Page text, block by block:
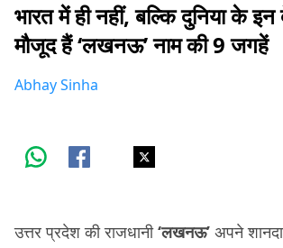
भारत में ही नहीं, बल्कि दुनिया के इन
मौजूद हैं ‘लखनऊ’ नाम की 9 जगहें
Abhay Sinha
उत्तर प्रदेश की राजधानी‘लखनऊ’ अपने